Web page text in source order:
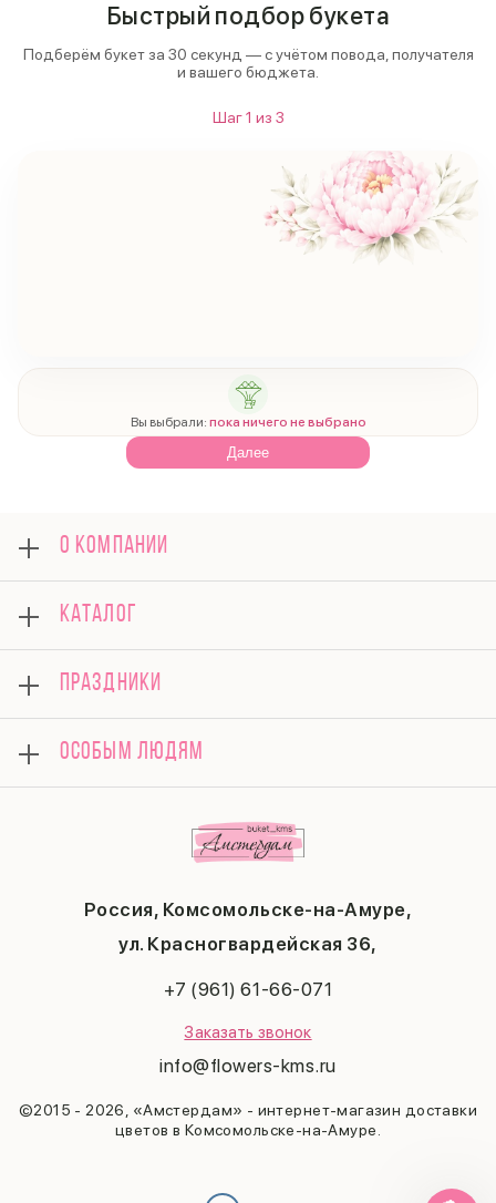
Быстрый подбор букета
Подберём букет за 30 секунд — с учётом повода, получателя
и вашего бюджета.
Шаг1 из 3
Вы выбрали: пока ничего не выбрано
Далее
Россия, Комсомольске-на-Амуре,
ул. Красногвардейская 36,
+7 (961) 61-66-071
Заказать звонок
info@flowers-kms.ru
©2015 - 2026, «Амстердам» - интернет-магазин доставки
цветов в Комсомольске-на-Амуре.
О КОМПАНИИ
Оплата
Отзывы
Гарантии
Доставка
Вопросы и ответы
Контакты
Соглашение на получение рекламы
КАТАЛОГ
Букеты
Композиции
Подарки
Поводы
Комбо-предложения
ПРАЗДНИКИ
14 февраля
День матери
23 февраля
Последний звонок
ОСОБЫМ ЛЮДЯМ